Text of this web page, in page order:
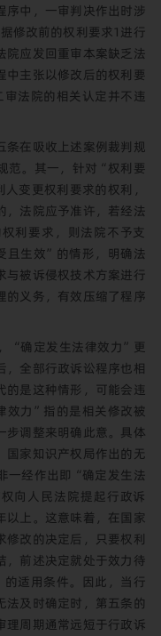
序中，一审判决作出时涉
修改前的权利要求1进行
院应发回重审本案缺乏法
中主张以修改后的权利要
法院的相关认定并不违
条在吸收上述案例裁判规
范。其一，针对“权利要
变更权利要求的权利，
，法院应予准许，若经法
利要求，则法院不予支
且生效”的情形，明确法
与被诉侵权技术方案进行
的义务，有效压缩了程序
“确定发生法律效力”更
，全部行政诉讼程序也相
的是这种情形，可能会违
效力”指的是相关修改被
步调整来明确此意。具体
国家知识产权局作出的无
一经作出即“确定发生法
向人民法院提起行政诉
以上。这意味着，在国家
修改的决定后，只要权利
，前述决定就处于效力待
适用条件。因此，当行
法及时确定时，第五条的
理周期通常远短于行政诉